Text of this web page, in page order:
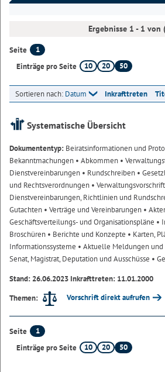
Ergebnisse 1 - 1 von
Seite
1
Einträge pro Seite
10 20 50
Sortieren nach: Datum Inkrafttreten
Systematische Übersicht
Dokumententyp: Beiratsinformationen und
Bekanntmachungen • Abkommen •
Dienstvereinbarungen • Rundschreiben •
und Rechtsverordnungen •
Dienstvereinbarungen, Richtlinien und
Gutachten • Verträge und Vereinbarungen •
Geschäftsverteilungs- und Organisationspläne •
Broschüren • Berichte und Konzepte • Karten,
Informationssysteme • Aktuelle Meldungen
Senat, Magistrat, Deputation und Ausschüsse •
Stand: 26.06.2023 Inkrafttreten: 11.01.2000
Themen:
Vorschrift direkt aufrufen
Seite
1
Einträge pro Seite
10 20 50